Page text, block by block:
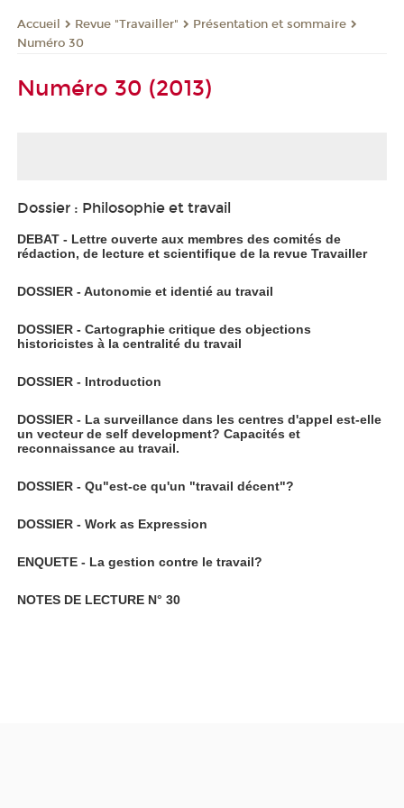
Accueil Revue "Travailler"
Présentation et sommaire
Numéro 30
Numéro 30 (2013)
Dossier : Philosophie et travail
DEBAT - Lettre ouverte aux membres des comités de
rédaction, de lecture et scientifique de la revue Travailler
DOSSIER - Autonomie et identié au travail
DOSSIER - Cartographie critique des objections
historicistes à la centralité du travail
DOSSIER - Introduction
DOSSIER - La surveillance dans les centres d'appel est-elle
un vecteur de self development? Capacités et
reconnaissance au travail.
DOSSIER - Qu"est-ce qu'un "travail décent"?
DOSSIER - Work as Expression
ENQUETE - La gestion contre le travail?
NOTES DE LECTURE N° 30